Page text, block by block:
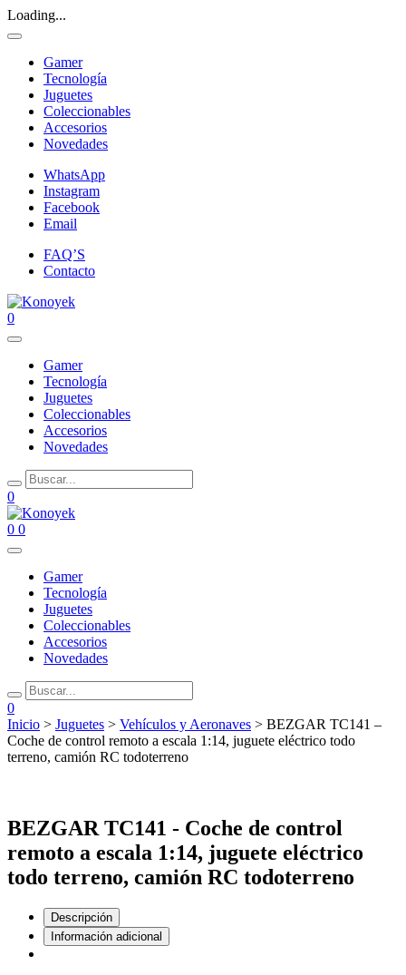
Loading...
Gamer
Tecnología
Juguetes
Coleccionables
Accesorios
Novedades
WhatsApp
Instagram
Facebook
Email
FAQ’S
Contacto
0
Gamer
Tecnología
Juguetes
Coleccionables
Accesorios
Novedades
0
0 0
Gamer
Tecnología
Juguetes
Coleccionables
Accesorios
Novedades
0
Inicio > Juguetes > Vehículos y Aeronaves > BEZGAR TC141 –
Coche de control remoto a escala 1:14, juguete eléctrico todo
terreno, camión RC todoterreno
BEZGAR TC141 - Coche de control
remoto a escala 1:14, juguete eléctrico
todo terreno, camión RC todoterreno
Descripción
Información adicional